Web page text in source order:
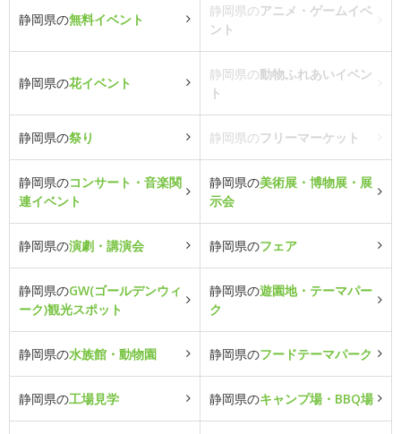
静岡県の無料イベント
静岡県のアニメ・ゲームイベ
ント
静岡県の花イベント
静岡県の動物ふれあいイベン
ト
静岡県の祭り 静岡県のフリーマーケット
静岡県のコンサート・音楽関
連イベント
静岡県の美術展・博物展・展
示会
静岡県の演劇・講演会 静岡県のフェア
静岡県のGW(ゴールデンウィ
ーク)観光スポット
静岡県の遊園地・テーマパー
ク
静岡県の水族館・動物園 静岡県のフードテーマパーク
静岡県の工場見学 静岡県のキャンプ場・BBQ場